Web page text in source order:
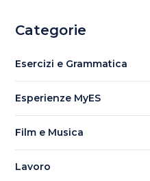
Categorie
Esercizi e Grammatica
Esperienze MyES
Film e Musica
Lavoro